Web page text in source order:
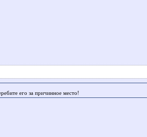
его за причинное место!